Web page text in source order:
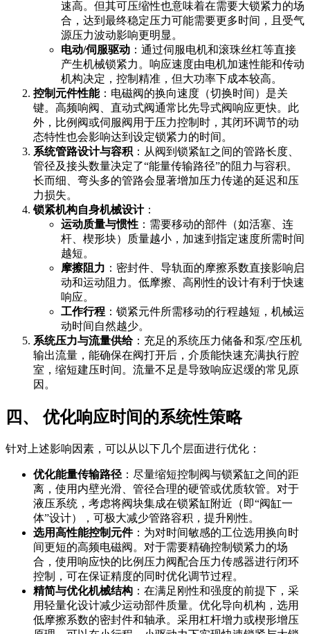
速高。但其可压缩性也意味着在需要大锁紧力的场
合，达到最终稳定压力可能需要更多时间，且受气
源压力波动影响更明显。
电动/伺服驱动 ：通过伺服电机和滚珠丝杠等直接
产生机械锁紧力。响应速度由电机加速性能和传动
机构决定，控制精准，但大功率下成本较高。
控制元件性能：电磁阀的换向速度（切换时间）是关
键。高频响阀、直动式阀通常比先导式阀响应更快。此
外，比例阀或伺服阀用于压力控制时，其闭环调节的动
态特性也会影响达到设定锁紧力的时间。
系统管路设计与容积 ：从阀到锁紧缸之间的管路长度、
管径及接头数量决定了“能量传输路径”的阻力与容积。
长而细、弯头多的管路会显著增加压力传递的延迟和压
力损失。
锁紧机构自身机械设计：
运动质量与惯性 ：需要移动的部件（如活塞、连
杆、楔形块）质量越小，加速到指定速度所需时间
越短。
摩擦阻力 ：密封件、导轨面的摩擦系数直接影响启
动和运动阻力。低摩擦、高刚性的设计有利于快速
响应。
工作行程 ：锁紧元件所需移动的行程越短，机械运
动时间自然越少。
系统压力与流量供给：充足的系统压力储备和泵/空压机
输出流量，能确保在阀打开后，介质能快速充满执行腔
室，缩短建压时间。流量不足是导致响应迟缓的常见原
因。
四、 优化响应时间的系统性策略
针对上述影响因素，可以从以下几个层面进行优化：
优化能量传输路径 ：尽量缩短控制阀与锁紧缸之间的距
离，使用内壁光滑、管径合理的硬管或优质软管。对于
液压系统，考虑将阀块集成在锁紧缸附近（即“阀缸一
体”设计），可极大减少管路容积，提升刚性。
选用高性能控制元件：为对时间敏感的工位选用换向时
间更短的高频电磁阀。对于需要精确控制锁紧力的场
合，使用响应快的比例压力阀配合压力传感器进行闭环
控制，可在保证精度的同时优化调节过程。
精简与优化机械结构 ：在满足刚性和强度的前提下，采
用轻量化设计减少运动部件质量。优化导向机构，选用
低摩擦系数的密封件和轴承。采用杠杆增力或楔形增压